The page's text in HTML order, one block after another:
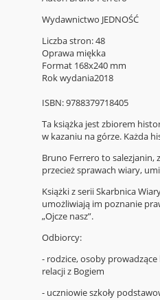
Wydawnictwo JEDNOŚĆ
Liczba stron:48
Oprawa miękka
Format 168x240 mm
Rok wydania2018
ISBN:9788379718405
Ta książka jest zbiorem
w kazaniu na górze. Każda
Bruno Ferrero to salezjanin,
przecież sprawach wiary,
Książki z serii Skarbnica
umożliwiają im poznanie
„Ojcze nasz”.
Odbiorcy:
- rodzice, osoby
relacji z Bogiem
- uczniowie szkoły